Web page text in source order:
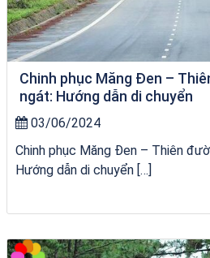
Chinh phục Măng Đen –
ngát: Hướng dẫn di chuyển
03/06/2024
Chinh phục Măng Đen – Thiên
Hướng dẫn di chuyển […]
du thuyền trên biển Quy